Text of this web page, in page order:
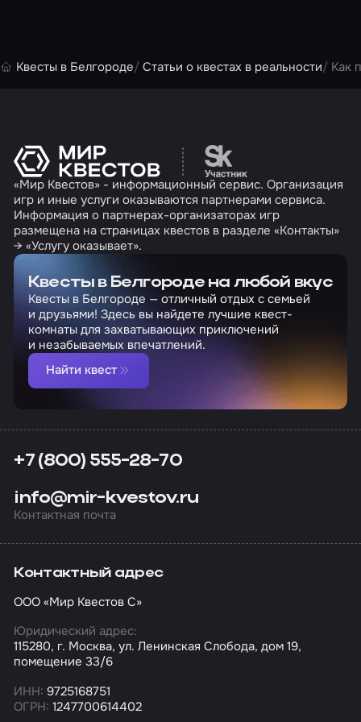
Квесты в Белгороде Статьи о квестах в реальности Как
Перейти на сайт
«Мир Квестов» - информационный сервис. Организация
игр и иные услуги оказываются партнерами сервиса.
Информация о партнерах-организаторах игр
размещена на страницах квестов в разделе «Контакты»
→ «Услугу оказывает».
Квесты в Белгороде на любой вкус
Квесты в Белгороде — отличный отдых с семьей
и друзьями! Здесь вы найдете лучшие квест-
комнаты для захватывающих приключений
и незабываемых впечатлений.
Найти квест
+7 (800) 555-28-70
info@mir-kvestov.ru
Контактная почта
Контактный адрес
ООО «Мир Квестов С»
Юридический адрес:
115280, г. Москва, ул. Ленинская Слобода, дом 19,
помещение 33/6
ИНН: 9725168751
ОГРН: 1247700614402